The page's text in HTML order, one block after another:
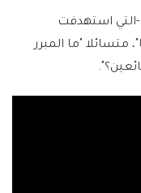
-التي استهدفت
متسائلا "ما المبرر